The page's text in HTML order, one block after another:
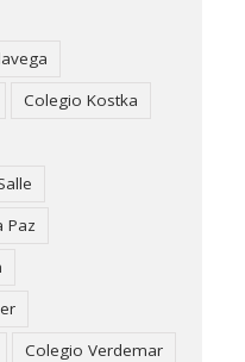
Colegio Kostka
Paz
Colegio Verdemar